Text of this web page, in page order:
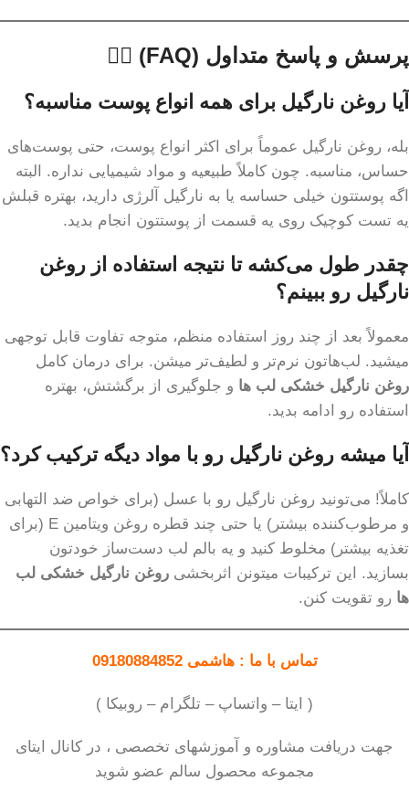
پرسش و پاسخ متداول (FAQ) 🙋‍♀️
آیا روغن نارگیل برای همه انواع پوست مناسبه؟
بله، روغن نارگیل عموماً برای اکثر انواع پوست، حتی پوست‌های
حساس، مناسبه. چون کاملاً طبیعیه و مواد شیمیایی نداره. البته
اگه پوستتون خیلی حساسه یا به نارگیل آلرژی دارید، بهتره قبلش
یه تست کوچیک روی یه قسمت از پوستتون انجام بدید.
چقدر طول می‌کشه تا نتیجه استفاده از روغن
نارگیل رو ببینم؟
معمولاً بعد از چند روز استفاده منظم، متوجه تفاوت قابل توجهی
میشید. لب‌هاتون نرم‌تر و لطیف‌تر میشن. برای درمان کامل
روغن نارگیل خشکی لب ها و جلوگیری از برگشتش، بهتره
استفاده رو ادامه بدید.
آیا میشه روغن نارگیل رو با مواد دیگه ترکیب کرد؟
کاملاً! می‌تونید روغن نارگیل رو با عسل (برای خواص ضد التهابی
و مرطوب‌کننده بیشتر) یا حتی چند قطره روغن ویتامین E (برای
تغذیه بیشتر) مخلوط کنید و یه بالم لب دست‌ساز خودتون
بسازید. این ترکیبات میتونن اثربخشی روغن نارگیل خشکی لب
ها رو تقویت کنن.
تماس با ما : هاشمی 09180884852
( ایتا – واتساپ – تلگرام – روبیکا )
جهت دریافت مشاوره و آموزشهای تخصصی ، در کانال ایتای
مجموعه محصول سالم عضو شوید